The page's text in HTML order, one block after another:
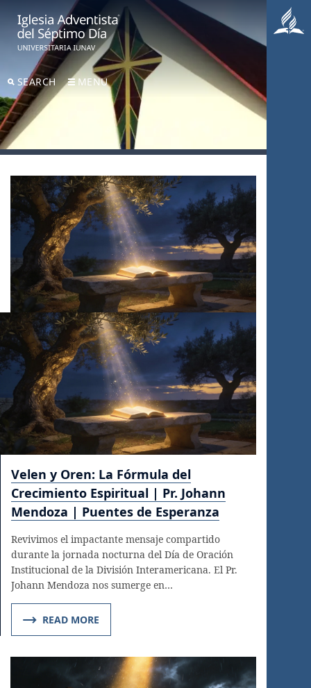
SEARCH MENU
Velen y Oren: La Fórmula del
Crecimiento Espiritual | Pr. Johann
Mendoza | Puentes de Esperanza
Revivimos el impactante mensaje compartido
durante la jornada nocturna del Día de Oración
Institucional de la División Interamericana. El Pr.
Johann Mendoza nos sumerge en…
READ MORE